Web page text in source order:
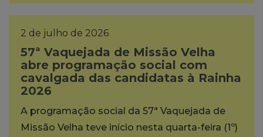
2 de julho de 2026
57ª Vaquejada de Missão Velha
abre programação social com
cavalgada das candidatas à Rainha
2026
A programação social da 57ª Vaquejada de
Missão Velha teve início nesta quarta-feira (1º)